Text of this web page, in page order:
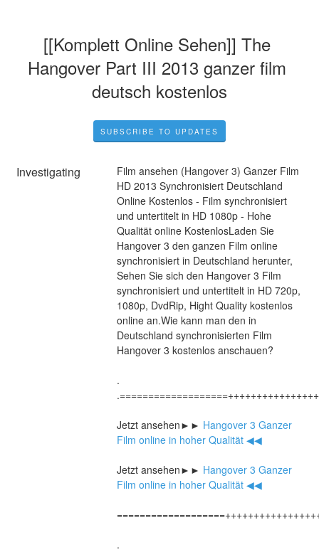
[[Komplett Online Sehen]] The
Hangover Part III 2013 ganzer film
deutsch kostenlos
SUBSCRIBE TO UPDATES
Investigating
Film ansehen (Hangover 3) Ganzer Film
HD 2013 Synchronisiert Deutschland
Online Kostenlos - Film synchronisiert
und untertitelt in HD 1080p - Hohe
Qualität online KostenlosLaden Sie
Hangover 3 den ganzen Film online
synchronisiert in Deutschland herunter,
Sehen Sie sich den Hangover 3 Film
synchronisiert und untertitelt in HD 720p,
1080p, DvdRip, Hight Quality kostenlos
online an.Wie kann man den in
Deutschland synchronisierten Film
Hangover 3 kostenlos anschauen?
.
Jetzt ansehen►► Hangover 3 Ganzer
Film online in hoher Qualität ◀◀
Jetzt ansehen►► Hangover 3 Ganzer
Film online in hoher Qualität ◀◀
.